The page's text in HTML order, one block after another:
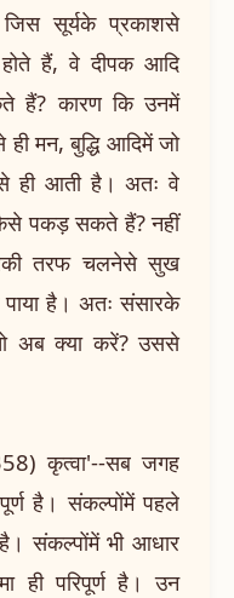
सूर्यके प्रकाशसे
हैं, वे दीपक आदि
हैं? कारण कि उनमें
मन, बुद्धि आदिमें जो
ही आती है। अतः वे
कैसे पकड़ सकते हैं? नहीं
तरफ चलनेसे सुख
है। अतः संसारके
अब क्या करें? उससे
कृत्वा'--सब जगह
है। संकल्पोंमें पहले
संकल्पोंमें भी आधार
ही परिपूर्ण है। उन